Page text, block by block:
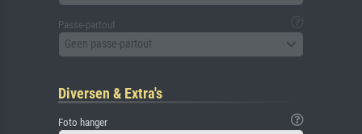
Passe-partout
Geen passe-partout
Diversen & Extra's
Foto hanger